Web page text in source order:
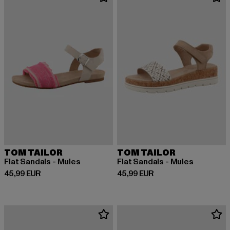
TOM TAILOR
Flat Sandals - Mules
45,99 EUR
Derzeitiger Preis: 45,99 EUR
TOM TAILOR
Flat Sandals - Mules
45,99 EUR
Derzeitiger Preis: 45,99 EUR